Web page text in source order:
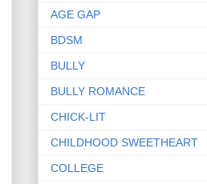
AGE GAP
BDSM
BULLY
BULLY ROMANCE
CHICK-LIT
CHILDHOOD SWEETHEART
COLLEGE